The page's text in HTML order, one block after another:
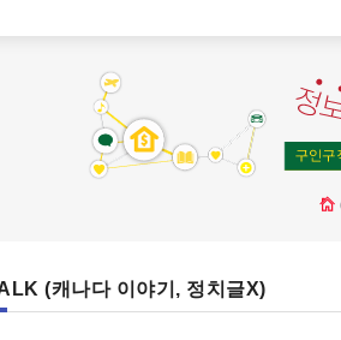
(캐나다 이야기, 정치글X)